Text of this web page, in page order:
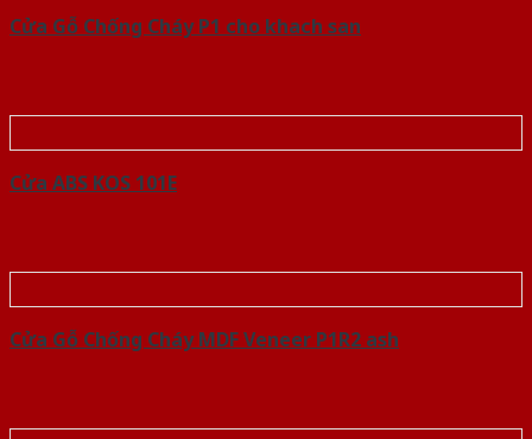
Cửa Gỗ Chống Cháy P1 cho khach san
Cửa ABS KOS 101E
Cửa Gỗ Chống Cháy MDF Veneer P1R2 ash